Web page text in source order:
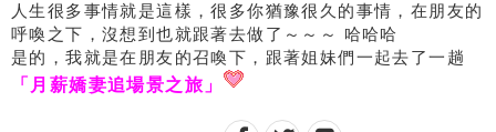
人生很多事情就是這樣，很多你猶豫很久的事情，在朋友的
呼喚之下，沒想到也就跟著去做了～～～ 哈哈哈
是的，我就是在朋友的召喚下，跟著姐妹們一起去了一趟
「月薪嬌妻追場景之旅」